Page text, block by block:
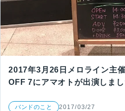
2017年3月26日メロライン主
OFF 7にアマオトが出演しまし
バンドのこと 2017/03/27